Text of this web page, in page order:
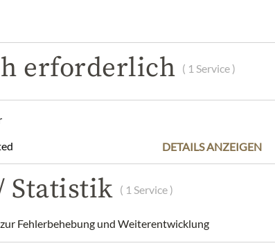
100 ml
erforderlich ( 1 Service )
DETAILS ANZEIGEN
Statistik ( 1 Service )
Fehlerbehebung und Weiterentwicklung